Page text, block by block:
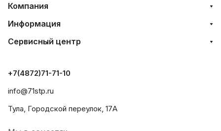
Компания
Информация
Сервисный центр
+7(4872)71-71-10
info@71stp.ru
Тула, Городской переулок, 17А